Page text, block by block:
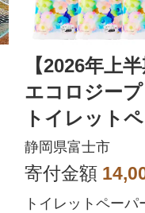
【2026年上
エコロジー
トイレット
ダブル 96ロ
品 人気
静岡県富士市
寄付金額
トイレットペーパ